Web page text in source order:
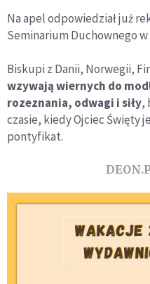
Na apel odpowiedział już
Seminarium Duchownego w
Biskupi z Danii, Norwegii,
wzywają wiernych do
rozeznania, odwagi i siły,
czasie, kiedy Ojciec Święty
pontyfikat.